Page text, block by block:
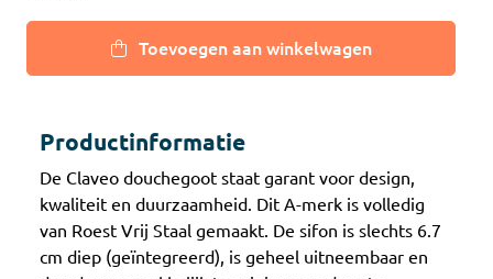
Toevoegen aan winkelwagen
Productinformatie
De Claveo douchegoot staat garant voor design,
kwaliteit en duurzaamheid. Dit A-merk is volledig
van Roest Vrij Staal gemaakt. De sifon is slechts 6.7
cm diep (geïntegreerd), is geheel uitneembaar en